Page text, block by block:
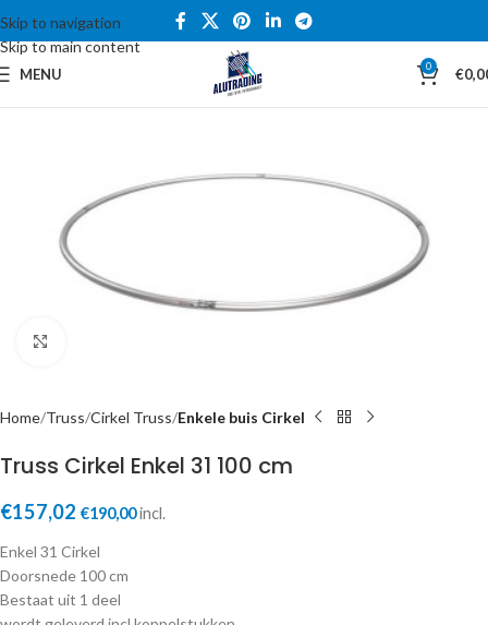
Skip to navigation
Skip to main content
MENU 0 €
Home Truss Cirkel Truss Enkele buis Cirkel
Truss Cirkel Enkel 31 100 cm
€157,02 €190,00incl.
Enkel 31 Cirkel
Doorsnede 100 cm
Bestaat uit 1 deel